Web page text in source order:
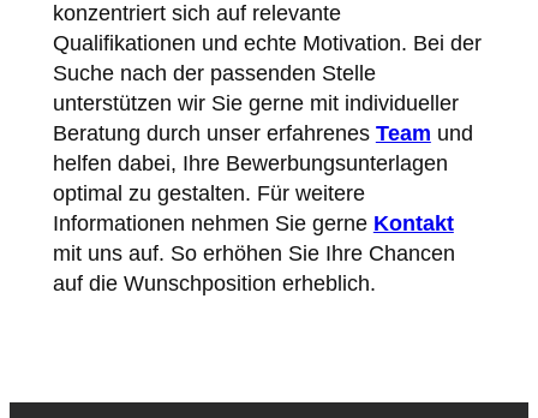
konzentriert sich auf relevante
Qualifikationen und echte Motivation. Bei der
Suche nach der passenden Stelle
unterstützen wir Sie gerne mit individueller
Beratung durch unser erfahrenes Team und
helfen dabei, Ihre Bewerbungsunterlagen
optimal zu gestalten. Für weitere
Informationen nehmen Sie gerne Kontakt
mit uns auf. So erhöhen Sie Ihre Chancen
auf die Wunschposition erheblich.